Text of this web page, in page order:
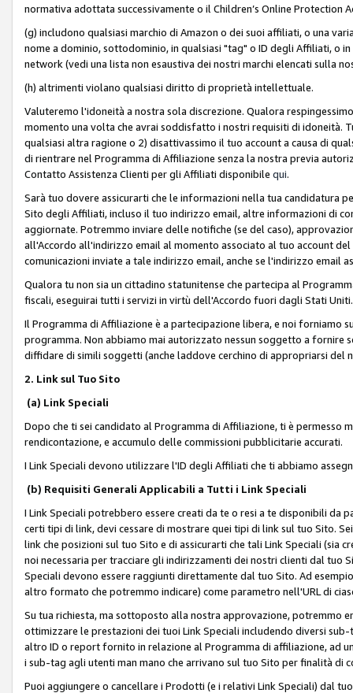
normativa adottata successivamente o il Children’s Online Protection
(g) includono qualsiasi marchio di Amazon o dei suoi affiliati, o una
nome a dominio, sottodominio, in qualsiasi "tag" o ID degli Affiliati, o
network (vedi una lista non esaustiva dei nostri marchi elencati sulla
(h) altrimenti violano qualsiasi diritto di proprietà intellettuale.
Valuteremo l'idoneità a nostra sola discrezione. Qualora
momento una volta che avrai soddisfatto i nostri requisiti di idoneità.
qualsiasi altra ragione o 2) disattivassimo il tuo account a causa di
di rientrare nel Programma di Affiliazione senza la nostra previa
Contatto Assistenza Clienti per gli Affiliati disponibile qui.
Sarà tuo dovere assicurarti che le informazioni nella tua candidatura
Sito degli Affiliati, incluso il tuo indirizzo email, altre informazioni di
aggiornate. Potremmo inviare delle notifiche (se del caso),
all'Accordo all'indirizzo email al momento associato al tuo account
comunicazioni inviate a tale indirizzo email, anche se l'indirizzo email
Qualora tu non sia un cittadino statunitense che partecipa al
fiscali, eseguirai tutti i servizi in virtù dell'Accordo fuori dagli Stati
Il Programma di Affiliazione è a partecipazione libera, e noi forniamo
programma. Non abbiamo mai autorizzato nessun soggetto a fornire
diffidare di simili soggetti (anche laddove cerchino di appropriarsi
2. Link sul Tuo Sito
(a) Link Speciali
Dopo che ti sei candidato al Programma di Affiliazione, ti è permesso
rendicontazione, e accumulo delle commissioni pubblicitarie accurati.
I Link Speciali devono utilizzare l'ID degli Affiliati che ti abbiamo
(b) Requisiti Generali Applicabili a Tutti i Link Speciali
I Link Speciali potrebbero essere creati da te o resi a te disponibili
certi tipi di link, devi cessare di mostrare quei tipi di link sul tuo Sito.
link che posizioni sul tuo Sito e di assicurarti che tali Link Speciali
noi necessaria per tracciare gli indirizzamenti dei nostri clienti dal tuo
Speciali devono essere raggiunti direttamente dal tuo Sito. Ad
altro formato che potremmo indicare) come parametro nell'URL di
Su tua richiesta, ma sottoposto alla nostra approvazione,
ottimizzare le prestazioni dei tuoi Link Speciali includendo diversi sub-
altro ID o report fornito in relazione al Programma di affiliazione, ad
i sub-tag agli utenti man mano che arrivano sul tuo Sito per finalità
Puoi aggiungere o cancellare i Prodotti (e i relativi Link Speciali) dal